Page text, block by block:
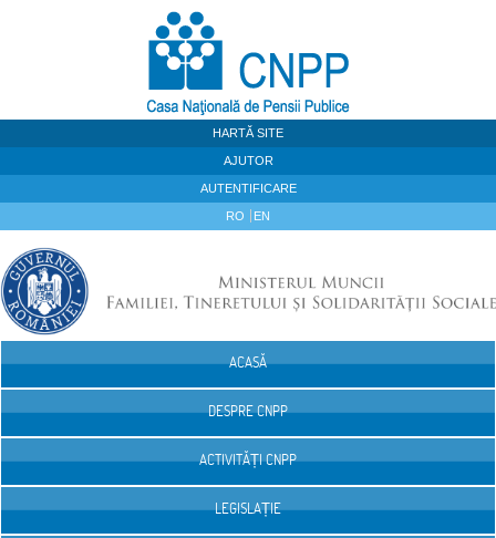
HARTĂ SITE
AJUTOR
AUTENTIFICARE
RO EN
ACASĂ
DESPRE CNPP
ACTIVITĂȚI CNPP
LEGISLAȚIE